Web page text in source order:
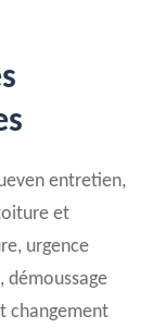
entretien,
et
urgence
changement